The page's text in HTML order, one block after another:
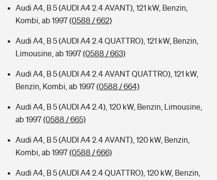
Audi A4, B 5 (AUDI A4 2.4 AVANT), 121 kW, Benzin,
Kombi, ab 1997(0588 / 662)
Audi A4, B 5 (AUDI A4 2.4 QUATTRO), 121 kW, Benzin,
Limousine, ab 1997(0588 / 663)
Audi A4, B 5 (AUDI A4 2.4 AVANT QUATTRO), 121 kW,
Benzin, Kombi, ab 1997(0588 / 664)
Audi A4, B 5 (AUDI A4 2.4), 120 kW, Benzin, Limousine,
ab 1997(0588 / 665)
Audi A4, B 5 (AUDI A4 2.4 AVANT), 120 kW, Benzin,
Kombi, ab 1997(0588 / 666)
Audi A4, B 5 (AUDI A4 2.4 QUATTRO), 120 kW, Benzin,